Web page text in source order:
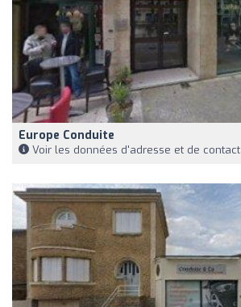
Europe Conduite
Voir les données d'adresse et de contact